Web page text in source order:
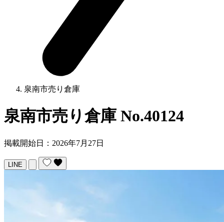
泉南市売り倉庫
泉南市売り倉庫 No.40124
掲載開始日：2026年7月27日
LINE